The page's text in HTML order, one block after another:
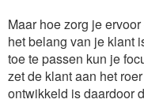
Maar hoe zorg je
het belang van je klant
toe te passen kun je
zet de klant aan het
ontwikkeld is daardoor